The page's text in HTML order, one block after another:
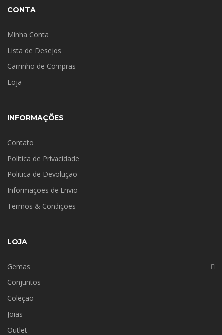
CONTA
Minha Conta
Lista de Desejos
Carrinho de Compras
Loja
INFORMAÇÕES
Contato
Politica de Privacidade
Politica de Devolução
Informações de Envio
Termos & Condições
LOJA
Gemas
Conjuntos
Coleção
Joias
Outlet